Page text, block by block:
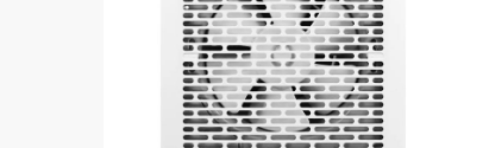
Lựa chọn quạt hút nanoco là 1 sự lựa
đình đang muốn dùng hàng giá phải
Với chất lượng tốt, dich vụ hậu mãi đi
sự tin tưởng của rất nhiều khách hàng.